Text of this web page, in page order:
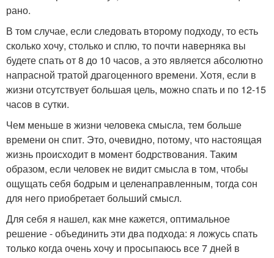
рано.
В том случае, если следовать второму подходу, то есть
сколько хочу, столько и сплю, то почти наверняка вы
будете спать от 8 до 10 часов, а это является абсолютно
напрасной тратой драгоценного времени. Хотя, если в
жизни отсутствует большая цель, можно спать и по 12-15
часов в сутки.
Чем меньше в жизни человека смысла, тем больше
времени он спит. Это, очевидно, потому, что настоящая
жизнь происходит в момент бодрствования. Таким
образом, если человек не видит смысла в том, чтобы
ощущать себя бодрым и целенаправленным, тогда сон
для него приобретает больший смысл.
Для себя я нашел, как мне кажется, оптимальное
решение - объединить эти два подхода: я ложусь спать
только когда очень хочу и просыпаюсь все 7 дней в